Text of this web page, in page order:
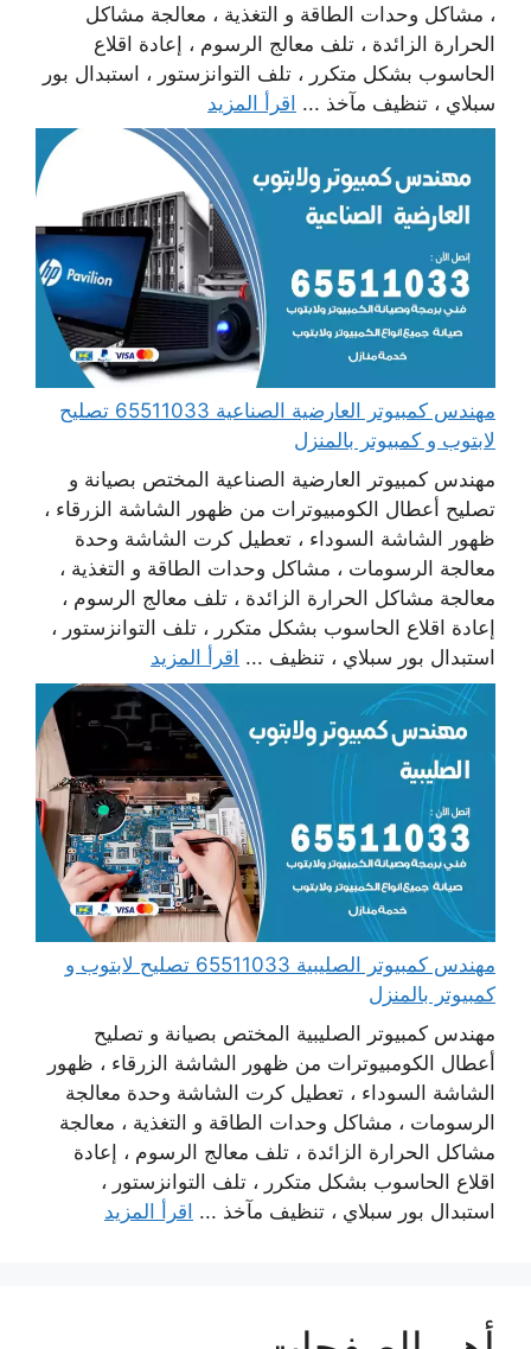
، مشاكل وحدات الطاقة و التغذية ، معالجة مشاكل
الحرارة الزائدة ، تلف معالج الرسوم ، إعادة اقلاع
الحاسوب بشكل متكرر ، تلف التوانزستور ، استبدال بور
سبلاي ، تنظيف مآخذ ... اقرأ المزيد
مهندس كمبيوتر العارضية الصناعية 65511033 تصليح
لابتوب و كمبيوتر بالمنزل
مهندس كمبيوتر العارضية الصناعية المختص بصيانة و
تصليح أعطال الكومبيوترات من ظهور الشاشة الزرقاء ،
ظهور الشاشة السوداء ، تعطيل كرت الشاشة وحدة
معالجة الرسومات ، مشاكل وحدات الطاقة و التغذية ،
معالجة مشاكل الحرارة الزائدة ، تلف معالج الرسوم ،
إعادة اقلاع الحاسوب بشكل متكرر ، تلف التوانزستور ،
استبدال بور سبلاي ، تنظيف ... اقرأ المزيد
مهندس كمبيوتر الصليبية 65511033 تصليح لابتوب و
كمبيوتر بالمنزل
مهندس كمبيوتر الصليبية المختص بصيانة و تصليح
أعطال الكومبيوترات من ظهور الشاشة الزرقاء ، ظهور
الشاشة السوداء ، تعطيل كرت الشاشة وحدة معالجة
الرسومات ، مشاكل وحدات الطاقة و التغذية ، معالجة
مشاكل الحرارة الزائدة ، تلف معالج الرسوم ، إعادة
اقلاع الحاسوب بشكل متكرر ، تلف التوانزستور ،
استبدال بور سبلاي ، تنظيف مآخذ ... اقرأ المزيد